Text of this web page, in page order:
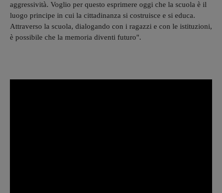
aggressività. Voglio per questo esprimere oggi che la scuola è il
luogo principe in cui la cittadinanza si costruisce e si educa.
Attraverso la scuola, dialogando con i ragazzi e con le istituzioni,
è possibile che la memoria diventi futuro".